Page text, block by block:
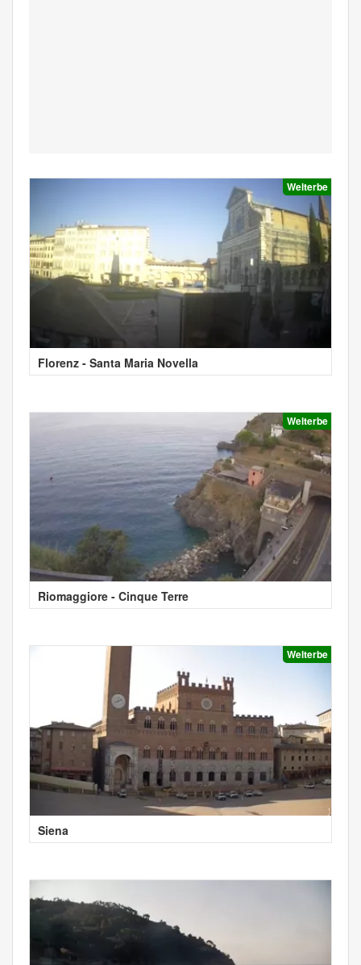
Welterbe
Florenz - Santa Maria Novella
Welterbe
Riomaggiore - Cinque Terre
Welterbe
Siena